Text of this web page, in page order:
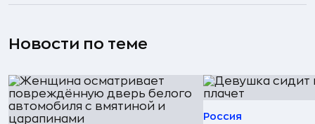
Новости по теме
Россия